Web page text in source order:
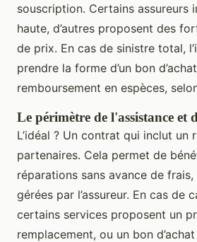
souscription. Certains assureurs
haute, d’autres proposent des
de prix. En cas de sinistre total,
prendre la forme d’un bon
remboursement en espèces,
Le périmètre de l'assistance et
L’idéal ? Un contrat qui inclut un
partenaires. Cela permet de
réparations sans avance de
gérées par l’assureur. En cas de
certains services proposent un
remplacement, ou un bon